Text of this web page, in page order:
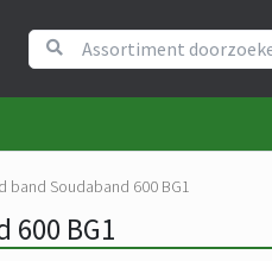
band Soudaband 600 BG1
BG1